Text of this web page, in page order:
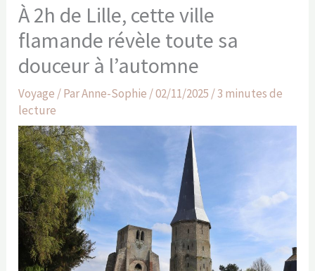
À 2h de Lille, cette ville
flamande révèle toute sa
douceur à l’automne
Voyage / ParAnne-Sophie /02/11/2025 /3 minutes de
lecture